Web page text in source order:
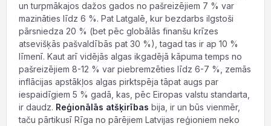
un turpmākajos dažos gados no pašreizējiem 7 % var
mazināties līdz 6 %. Pat Latgalē, kur bezdarbs ilgstoši
pārsniedza 20 % (bet pēc globālās finanšu krīzes
atsevišķās pašvaldībās pat 30 %), tagad tas ir ap 10 %
līmenī. Kaut arī vidējās algas ikgadējā kāpuma temps no
pašreizējiem 8-12 % var piebremzēties līdz 6-7 %, zemās
inflācijas apstākļos algas pirktspēja tāpat augs par
iespaidīgiem 5 % gadā, kas, pēc Eiropas valstu standarta,
ir daudz. Reģionālās atšķirības bija, ir un būs vienmēr,
taču pārtikusī Rīga no pārējiem Latvijas reģioniem neko